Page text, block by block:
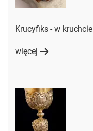
Krucyfiks - w kruchcie
więcej